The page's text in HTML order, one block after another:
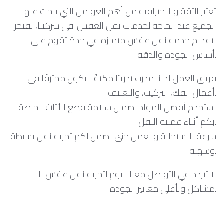
تعتبر الثقة والاحترافية من أهم العوامل التي يبحث عنها
الجميع عند الحاجة لخدمات نقل العفش. في شركتنا، نفتخر
بتقديم خدمة نقل عفش متميزة في جدة تقوم على
أساس الجودة والدقة.
أعمال الفك، التركيب، والتغليف.
نستخدم أفضل المواد لضمان سلامة قطع الأثاث الخاصة
بكم أثناء عملية النقل.
سرعة الاستجابة والعمل حتى نضمن لكم تجربة نقل بسيطة
وسهلة.
لا تتردد في التواصل معنا اليوم لتجربة نقل عفش بلا
مشاكل وبأعلى معايير الجودة.